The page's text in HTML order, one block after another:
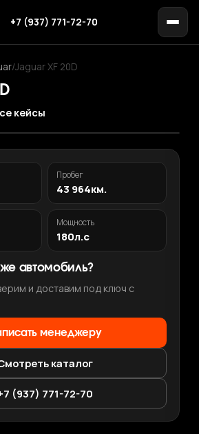
+7 (937) 771-72-70
/Jaguar XF 20D
кейсы
Пробег
43 964км.
Мощность
180л.с
же автомобиль?
и доставим под ключ с
менеджеру
каталог
(937) 771-72-70